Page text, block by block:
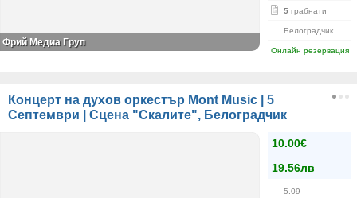
5 грабнати
Белоградчик
Онлайн резервация
Фрий Медиа Груп
Концерт на духов оркестър Mont Music | 5
Септември | Сцена "Скалите", Белоградчик
10.00€
19.56лв
5.09